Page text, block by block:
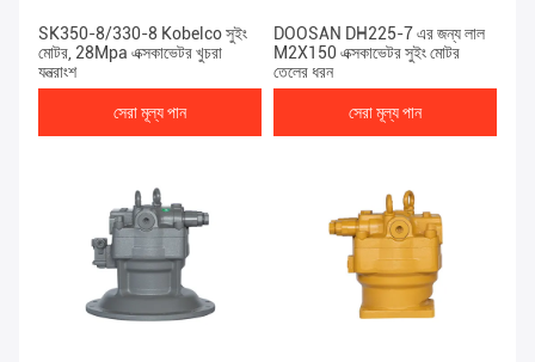
SK350-8/330-8 Kobelco সুইং
মোটর, 28Mpa এক্সকাভেটর খুচরা
যন্ত্রাংশ
সেরা মূল্য পান
DOOSAN DH225-7 এর জন্য লাল
M2X150 এক্সকাভেটর সুইং মোটর
তেলের ধরন
সেরা মূল্য পান